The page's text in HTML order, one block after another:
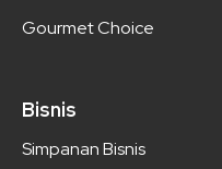
Gourmet Choice
Bisnis
Simpanan Bisnis